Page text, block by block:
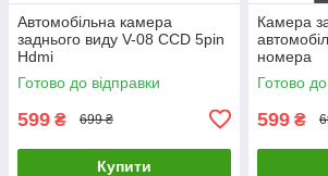
Автомобільна камера
заднього виду V-08 CCD 5pin
Hdmi
Готово до відправки
599 ₴ 699 ₴
Купити
Камера
номера
Готово
599 ₴